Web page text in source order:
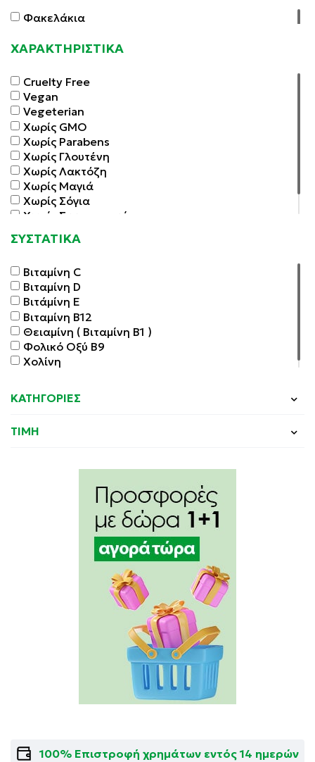
Φακελάκια
ΧΑΡΑΚΤΗΡΙΣΤΙΚΑ
Cruelty Free
Vegan
Vegeterian
Χωρίς GMO
Χωρίς Parabens
Χωρίς Γλουτένη
Χωρίς Λακτόζη
Χωρίς Μαγιά
Χωρίς Σόγια
Χωρίς Συντηρητικά
ΣΥΣΤΑΤΙΚΑ
Βιταμίνη C
Βιταμίνη D
Βιτάμίνη E
Βιταμίνη Β12
Θειαμίνη ( Βιταμίνη Β1 )
Φολικό Οξύ Β9
Χολίνη
ΚΑΤΗΓΟΡΙΕΣ
ΤΙΜΗ
100% Επιστροφή χρημάτων εντός 14 ημερών